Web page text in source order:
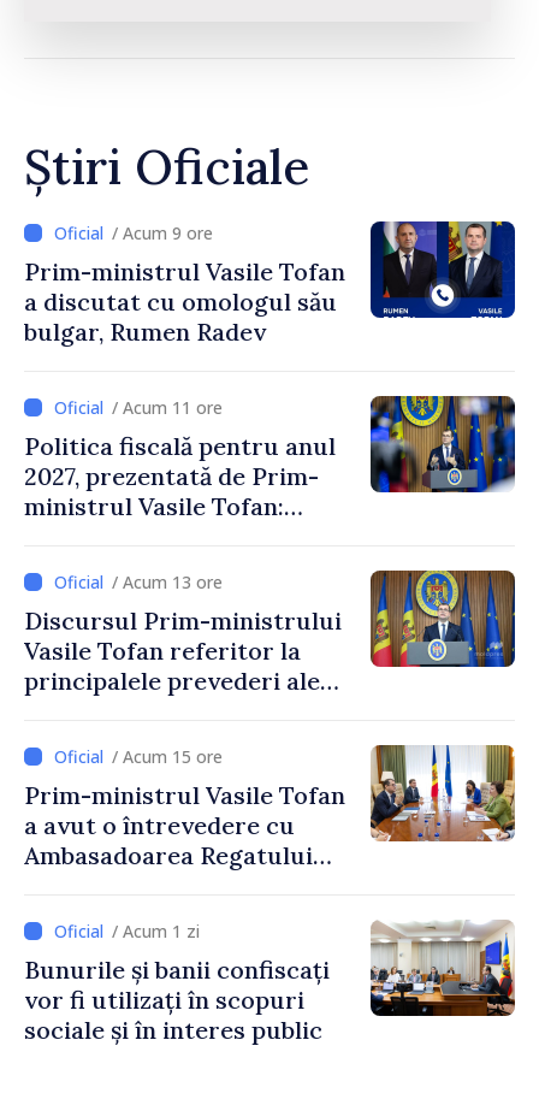
Știri Oficiale
/ Acum 9 ore
Prim-ministrul Vasile Tofan
a discutat cu omologul său
bulgar, Rumen Radev
/ Acum 11 ore
Politica fiscală pentru anul
2027, prezentată de Prim-
ministrul Vasile Tofan:
stimularea investițiilor și o
taxare mai echitabilă
/ Acum 13 ore
Discursul Prim-ministrului
Vasile Tofan referitor la
principalele prevederi ale
2027
/ Acum 15 ore
Prim-ministrul Vasile Tofan
a avut o întrevedere cu
Ambasadoarea Regatului
Irlandei de Nord, Fern
Horine / Acum 1 zi
Bunurile și banii confiscați
vor fi utilizați în scopuri
sociale și în interes public